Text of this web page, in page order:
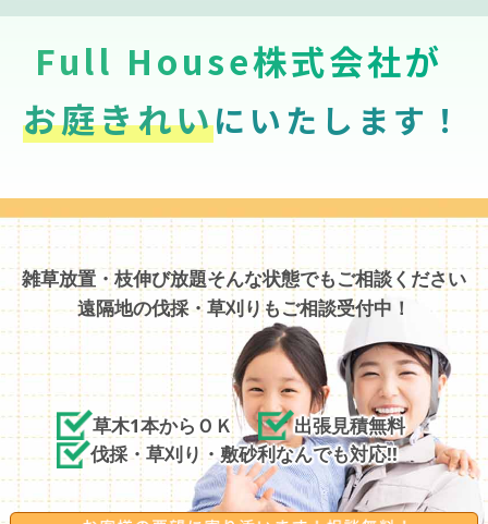
Full House株式会社が
お庭きれいにいたします！
雑草放置・枝伸び放題そんな状態でもご相談ください
遠隔地の伐採・草刈りもご相談受付中！
草木1本からＯＫ
出張見積無料
伐採・草刈り・敷砂利なんでも対応!!